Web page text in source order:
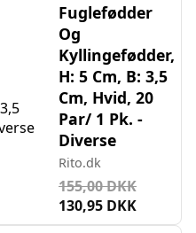
Fuglefødder
Og
Kyllingefødder,
H: 5 Cm, B: 3,5
Cm, Hvid, 20
Par/ 1 Pk. -
Diverse
Rito.dk
155,00 DKK
130,95 DKK